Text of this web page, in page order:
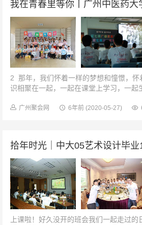
2 那年，我们怀着一样的梦想和憧憬，怀
识相聚在一起，一起在课堂上学习，一起
广州聚会网 6年前 (2020-05-27)
拾年时光｜中大05艺术设计毕业
上课啦！好久没开的班会我们一起走过